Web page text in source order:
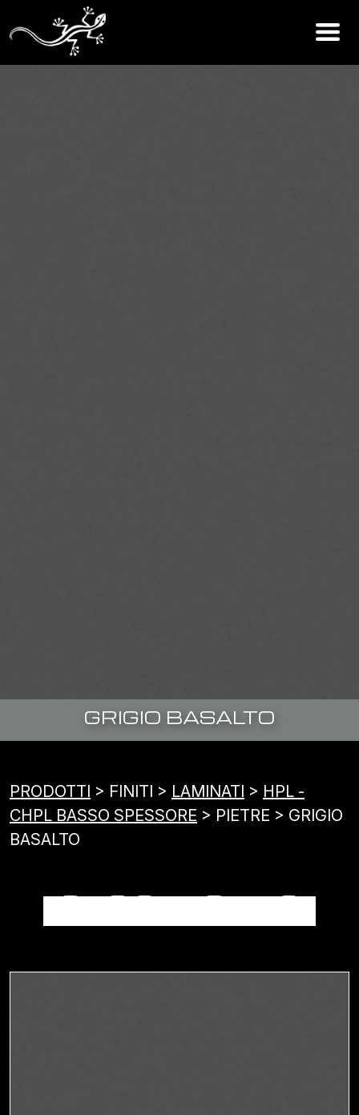
GRIGIO BASALTO
PRODOTTI > FINITI > LAMINATI > HPL -
CHPL BASSO SPESSORE > PIETRE > GRIGIO
BASALTO
GRIGIO BASALTO